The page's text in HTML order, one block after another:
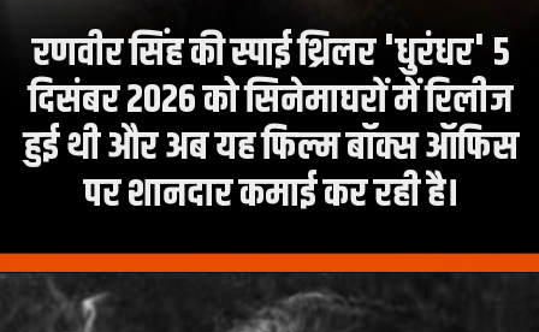
रणवीर सिंह की स्पाई थ्रिलर 'धुरंधर' 5
दिसंबर 2026 को सिनेमाघरों में रिलीज
हुई थी और अब यह फिल्म बॉक्स ऑफिस
पर शानदार कमाई कर रही है।